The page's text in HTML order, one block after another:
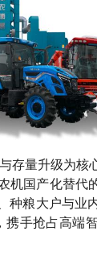
存量升级为核
机国产化替代
种粮大户与业
手抢占高端